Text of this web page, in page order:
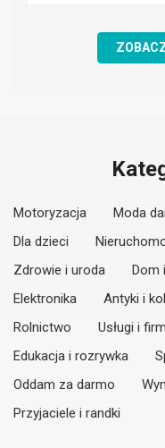
Motoryzacja Moda
Dla dzieci
Zdrowie i uroda
Dom
Elektronika
Antyki i
Rolnictwo
Usługi i
Edukacja i rozrywka
Oddam za darmo
Przyjaciele i randki